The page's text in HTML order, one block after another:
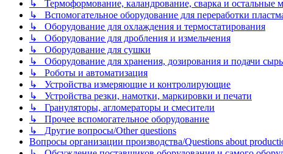
↳ Термоформование, каландрование, сварка и остальные
↳ Вспомогательное оборудование для переработки
↳ Оборудование для охлаждения и термостатирования
↳ Оборудование для дробления и измельчения
↳ Оборудование для сушки
↳ Оборудование для хранения, дозирования и подачи
↳ Роботы и автоматизация
↳ Устройства измеряющие и контролирующие
↳ Устройства резки, намотки, маркировки и печати
↳ Грануляторы, агломераторы и смесители
↳ Прочее вспомогательное оборудование
↳ Другие вопросы/Other questions
Вопросы организации производства/Questions about